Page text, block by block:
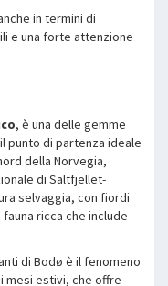
in termini di
e una forte attenzione
, è una delle gemme
punto di partenza ideale
della Norvegia,
di Saltfjellet-
selvaggia, con fiordi
ricca che include
di Bodø è il fenomeno
mesi estivi, che offre